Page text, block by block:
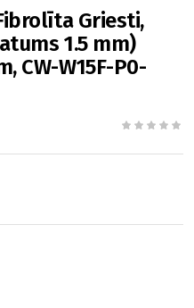
Griesti,
1.5 mm)
CW-W15F-P0-